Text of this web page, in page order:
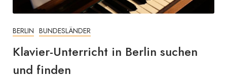
BERLIN BUNDESLÄNDER
Klavier-Unterricht in Berlin suchen
und finden